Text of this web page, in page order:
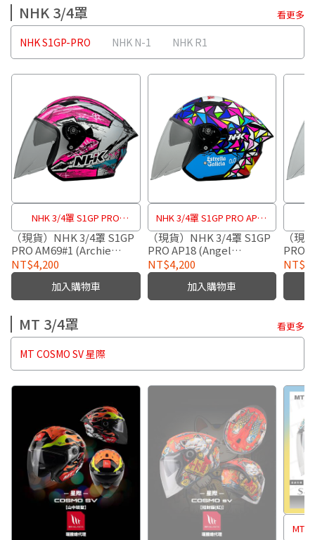
NHK 3/4罩 看更多
NHK S1GP-PRO NHK N-1 NHK R1
NHK 3/4罩 S1GP PRO
AM69#1 (Archie Mcdonald)
選手彩繪 （現貨）
（現貨）NHK 3/4罩 S1GP
PRO AM69#1 (Archie
Mcdonald) 選手彩繪
NT$4,200
加入購物車
NHK 3/4罩 S1GP PRO AP18
(Angel Piqueras) 選手彩繪
（現貨）
（現貨）NHK 3/4罩 S1GP
PRO AP18 (Angel
Piqueras) 選手彩繪
NT$4,200
加入購物車
（現
PRO
MT 3/4罩 看更多
MT COSMO SV 星際
MT